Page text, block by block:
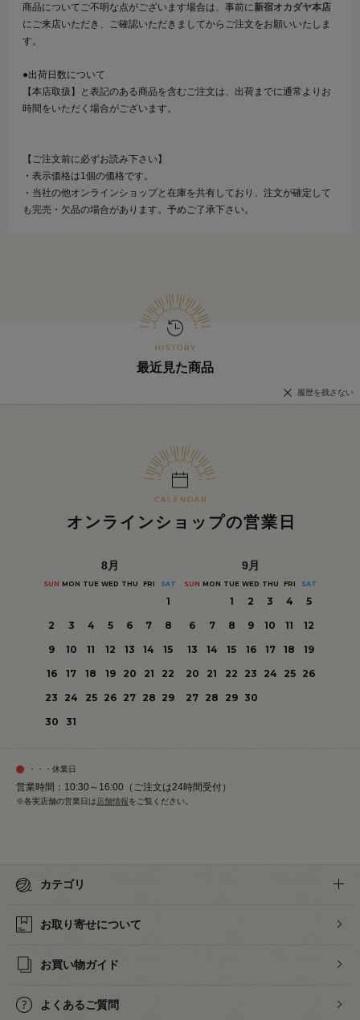
商品についてご不明な点がございます場合は、事前に新宿オカダヤ本店
にご来店いただき、ご確認いただきましてからご注文をお願いいたしま
す。
●出荷日数について
【本店取扱】と表記のある商品を含むご注文は、出荷までに通常よりお
時間をいただく場合がございます。
【ご注文前に必ずお読み下さい】
・表示価格は1個の価格です。
・当社の他オンラインショップと在庫を共有しており、注文が確定して
も完売・欠品の場合があります。予めご了承下さい。
最近見た商品
履歴を残さない
オンラインショップの営業日
8月
SUN MON TUE WED THU FRI SAT
1
2
3 4 5 6 7
8
9
10 11 12 13 14
15
16
17 18 19 20 21
22
23
24 25 26 27 28 29
30
31
9月
SUN MON TUE WED THU FRI SAT
1 2 3 4
5
6
7 8 9 10 11
12
13
14 15 16 17 18
19
20
21 22 23 24 25
26
27 28 29 30
・・・休業日
営業時間：10:30～16:00（ご注文は24時間受付）
※各実店舗の営業日は 店舗情報をご覧ください。
カテゴリ
お取り寄せについて
お買い物ガイド
よくあるご質問